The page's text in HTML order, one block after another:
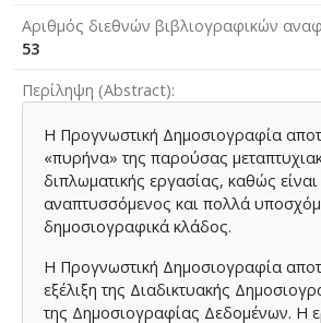
Αριθμός διεθνών βιβλιογραφικών
53
Περίληψη (Abstract)
Η Προγνωστική Δημοσιογραφία
«πυρήνα» της παρούσας
διπλωματικής εργασίας, καθώς
αναπτυσσόμενος και πολλά
δημοσιογραφικά κλάδος.
Η Προγνωστική Δημοσιογραφία
εξέλιξη της Διαδικτυακής
της Δημοσιογραφίας Δεδομένων. Η